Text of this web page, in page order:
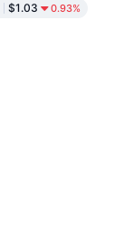
$1.03 0.93%